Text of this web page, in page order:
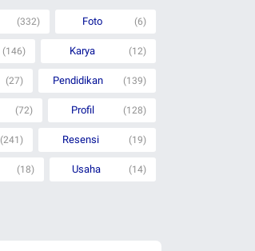
(332) Foto (6)
(146) Karya (12)
(27) Pendidikan (139)
(72) Profil (128)
(241) Resensi (19)
(18) Usaha (14)